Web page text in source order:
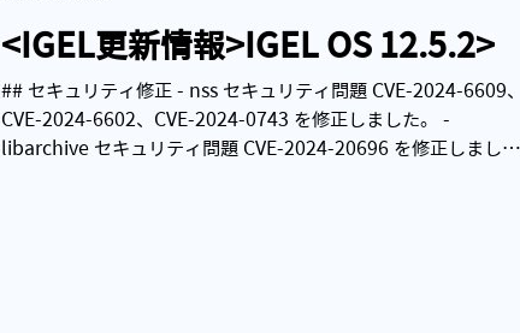
<IGEL更新情報>IGEL OS 12.5.2>
## セキュリティ修正 - nss セキュリティ問題 CVE-2024-6609、
CVE-2024-6602、CVE-2024-0743 を修正しました。 -
libarchive セキュリティ問題 CVE-2024-20696 を修正しまし